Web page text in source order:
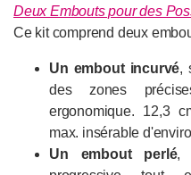
Deux Embouts pour des
Ce kit comprend deux
Un embout incurvé,
des zones
ergonomique. 12,3
max. insérable
Un embout perlé,